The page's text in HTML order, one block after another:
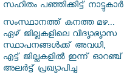
സഹിതം പഞ്ഞിക്കിട്ട് നാട്ടുകാർ
സംസ്ഥാനത്ത് കനത്ത മഴ...
ഏഴ് ജില്ലകളിലെ വിദ്യാഭ്യാസ
സ്ഥാപനങ്ങൾക്ക് അവധി,
എട്ട് ജില്ലകളിൽ ഇന്ന് ഓറഞ്ച്
അലർട്ട് പ്രഖ്യാപിച്ചു